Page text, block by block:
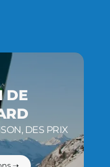
DE
DES PRIX